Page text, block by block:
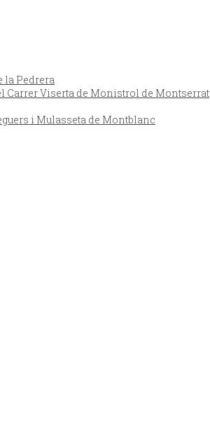
la Pedrera
Carrer Viserta de Monistrol de Montserrat
i Mulasseta de Montblanc